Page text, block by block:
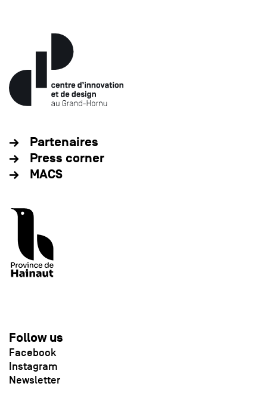
Partenaires
Press corner
MACS
Follow us
Facebook
Instagram
Newsletter